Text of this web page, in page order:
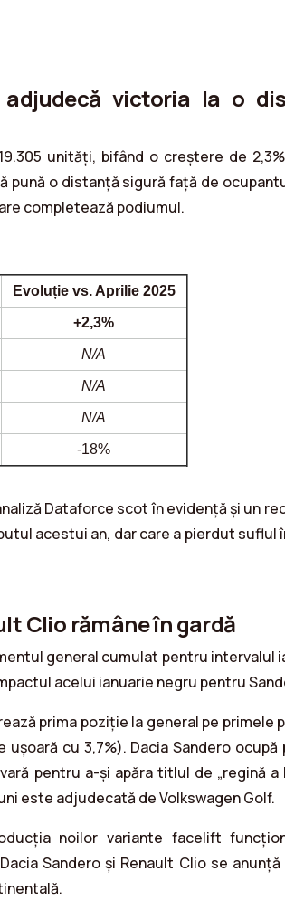
victoria la o
unități, bifând o creștere de
pună o distanță sigură față de
completează podiumul.
Evoluție vs. Aprilie 2025
+2,3%
N/A
N/A
N/A
-18%
Dataforce scot în evidență și un
acestui an, dar care a pierdut suflul
Clio rămâne în gardă
general cumulat pentru intervalul
acelui ianuarie negru pentru
prima poziție la general pe primele
cu 3,7%). Dacia Sandero ocupă
pentru a-și apăra titlul de „regină a
este adjudecată de Volkswagen Golf.
noilor variante facelift
Sandero și Renault Clio se